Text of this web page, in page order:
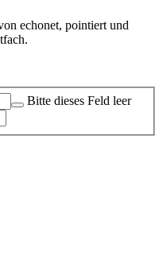
echonet, pointiert und
Bitte dieses Feld leer